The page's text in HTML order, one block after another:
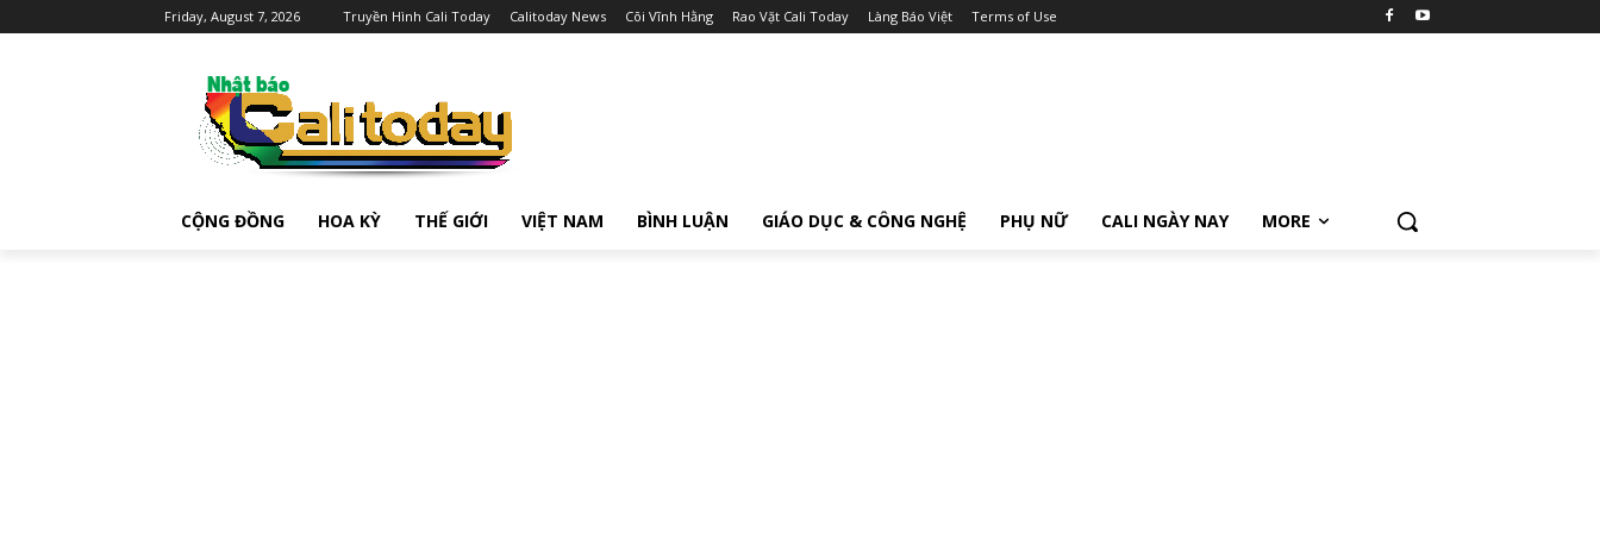
Friday, August 7, 2026 Truyền Hình Cali Today Calitoday News Cõi Vĩnh Hằng Rao Vặt Cali Today Làng Báo Việt Terms of Use
CỘNG ĐỒNG HOA KỲ THẾ GIỚI VIỆT NAM BÌNH LUẬN GIÁO DỤC & CÔNG NGHỆ PHỤ NỮ CALI NGÀY NAY MORE